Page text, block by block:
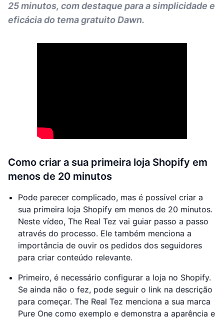
25 minutos, com destaque para a simplicidade e
eficácia do tema gratuito Dawn.
Como criar a sua primeira loja Shopify em
menos de 20 minutos
Pode parecer complicado, mas é possível criar a
sua primeira loja Shopify em menos de 20 minutos.
Neste vídeo, The Real Tez vai guiar passo a passo
através do processo. Ele também menciona a
importância de ouvir os pedidos dos seguidores
para criar conteúdo relevante.
Primeiro, é necessário configurar a loja no Shopify.
Se ainda não o fez, pode seguir o link na descrição
para começar. The Real Tez menciona a sua marca
Pure One como exemplo e demonstra a aparência e